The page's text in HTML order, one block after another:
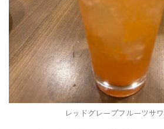
レッドグレープフルーツサ